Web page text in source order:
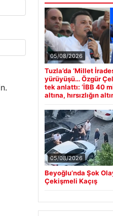
05/08/2026
Tuzla’da ‘Millet
yürüyüşü… Özgür
tek anlattı: ‘İBB 40
altına, hırsızlığın
05/08/2026
Beyoğlu’nda Şok
Çekişmeli Kaçış